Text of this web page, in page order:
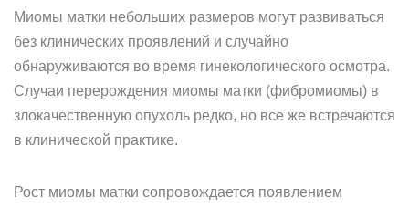
Миомы матки небольших размеров могут развиваться
без клинических проявлений и случайно
обнаруживаются во время гинекологического осмотра.
Случаи перерождения миомы матки (фибромиомы) в
злокачественную опухоль редко, но все же встречаются
в клинической практике.
Рост миомы матки сопровождается появлением